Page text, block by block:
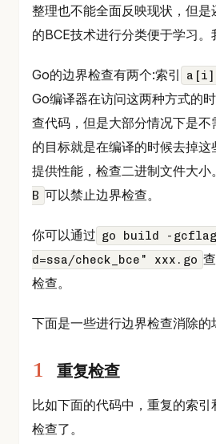
整理也不能全面反映现状，但
的BCE技术进行分类便于学习。
Go的边界检查有两个:索引 a[i]
Go编译器在访问这两种方式的
查代码，但是大部分情况下是
的目标就是在编译的时候去掉
提供性能，检查二进制文件大小
B 可以禁止边界检查。
你可以通过 go build -
d=ssa/check_bce" xxx.go
检查。
下面是一些进行边界检查消除的
重复检查
比如下面的代码中，重复的索
检查了。